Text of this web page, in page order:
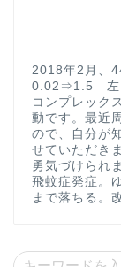
2018年2月、
0.02⇒1.5 左
コンプレック
動です。最近
ので、自分が
せていただき
勇気づけられ
飛蚊症発症。
まで落ちる。